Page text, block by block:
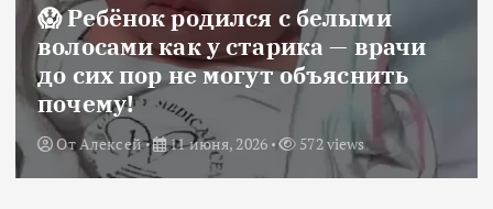
😱 Ребёнок родился с белыми
волосами как у старика — врачи
до сих пор не могут объяснить
почему!
ОтАлексей 11 июня, 2026 572 views